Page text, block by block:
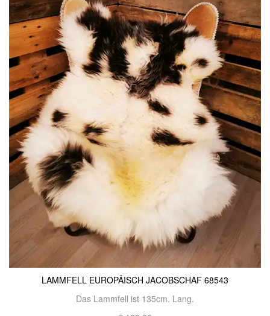
LAMMFELL EUROPÄISCH JACOBSCHAF 68543
Das Lammfell ist 135cm. Lang.